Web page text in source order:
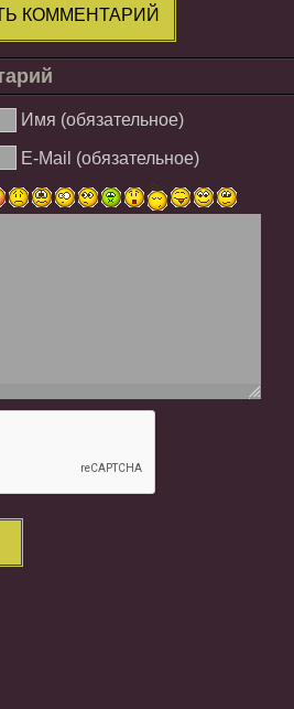
КОММЕНТАРИЙ
Имя (обязательное)
E-Mail (обязательное)